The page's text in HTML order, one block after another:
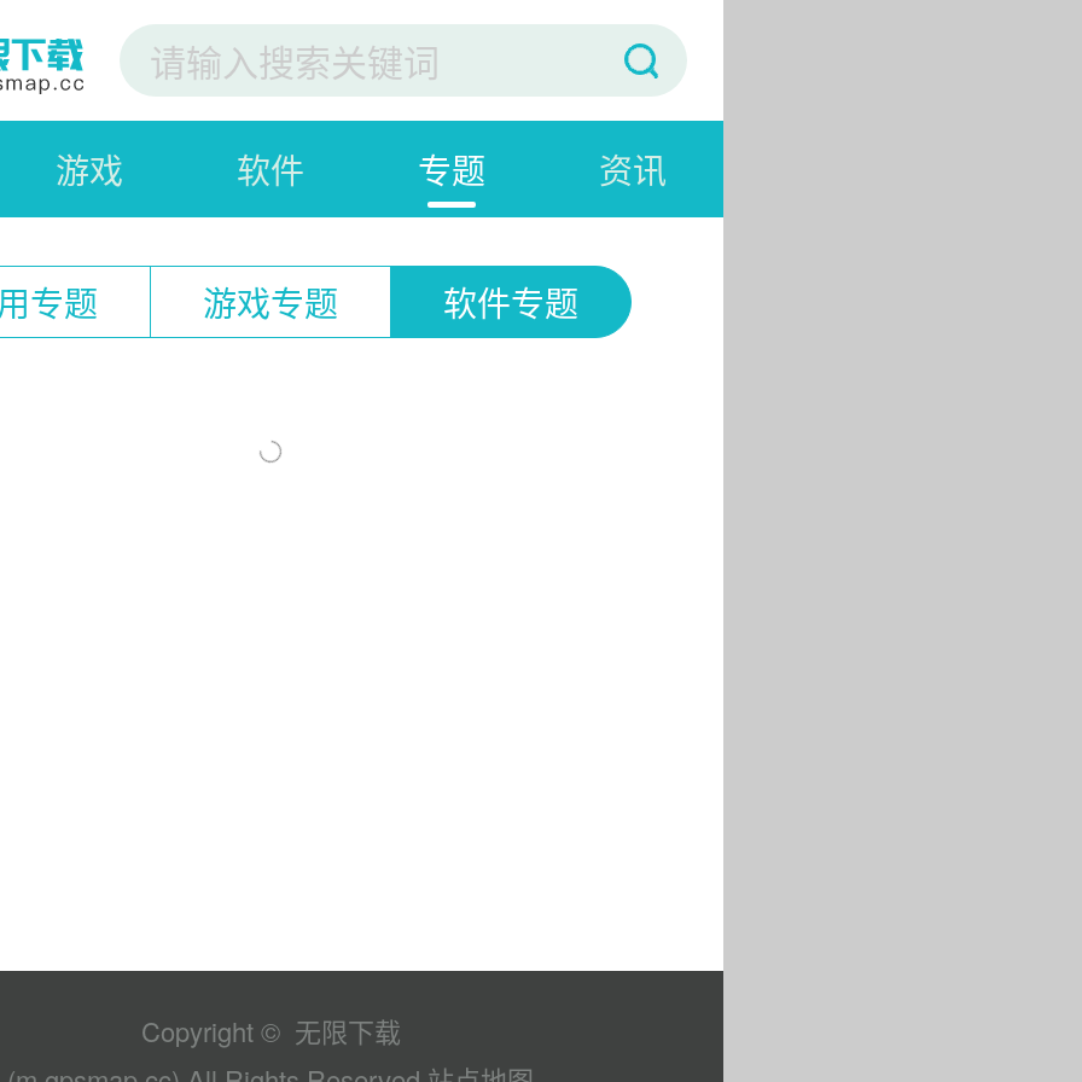
游戏 软件 专题 资讯
专题 游戏专题 软件专题
Copyright © 无限下载